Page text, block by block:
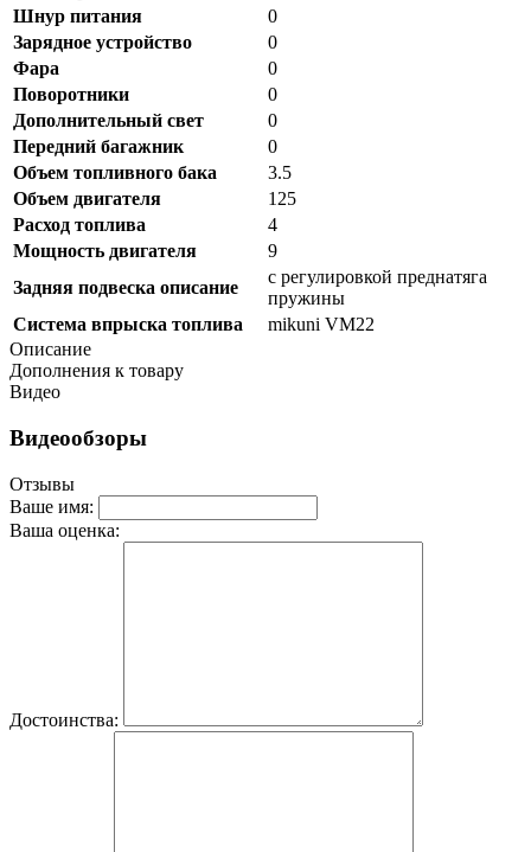
Шнур питания
0
Зарядное устройство
0
Фара
0
Поворотники
0
Дополнительный свет
0
Передний багажник
0
Объем топливного бака
3.5
Объем двигателя
125
Расход топлива
4
Мощность двигателя
9
Задняя подвеска описание
с регулировкой преднатяга
пружины
Система впрыска топлива
mikuni VM22
Описание
Дополнения к товару
Видео
Видеообзоры
Отзывы
Ваше имя:
Ваша оценка:
Достоинства: